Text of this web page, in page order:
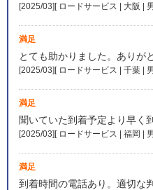
[2025/03][ ロードサービス | 大阪 |
満足
とても助かりました。ありが
[2025/03][ ロードサービス | 千葉 |
満足
聞いていた到着予定より早く
[2025/03][ ロードサービス | 福岡 |
満足
到着時間の電話あり。適切な